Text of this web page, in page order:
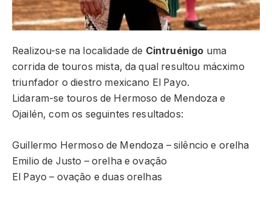
Realizou-se na localidade de Cintruénigo uma
corrida de touros mista, da qual resultou mácximo
triunfador o diestro mexicano El Payo.
Lidaram-se touros de Hermoso de Mendoza e
Ojailén, com os seguintes resultados:
Guillermo Hermoso de Mendoza – silêncio e orelha
Emilio de Justo – orelha e ovação
El Payo – ovação e duas orelhas